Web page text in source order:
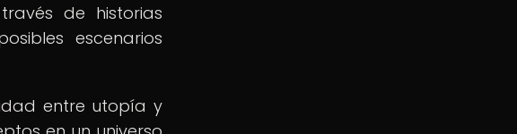
de historias
escenarios
entre utopía y